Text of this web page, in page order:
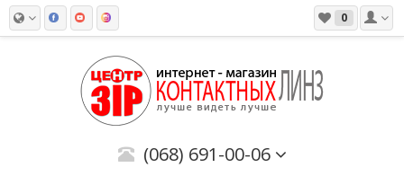
0
(068) 691-00-06